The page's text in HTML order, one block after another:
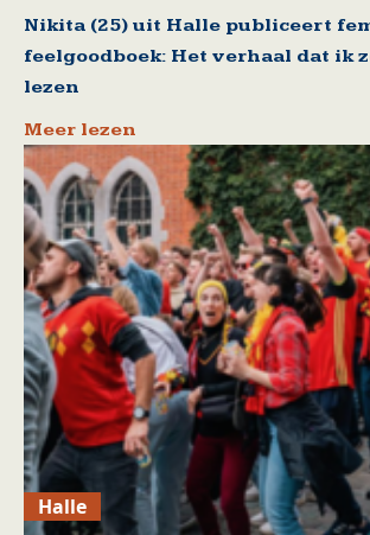
Nikita (25) uit Halle publiceert
feelgoodboek: Het verhaal dat ik
lezen
Meer lezen
Halle